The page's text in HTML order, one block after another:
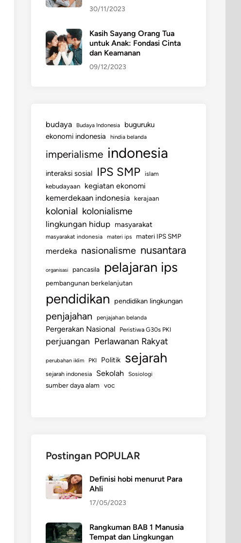
30/11/2023
Kasih Sayang Orang Tua
untuk Anak: Fondasi Cinta
dan Keamanan
09/12/2023
budaya Budaya Indonesia
buguruku
ekonomi indonesia
hindia belanda
imperialisme indonesia
interaksi sosial IPS SMP
islam
kebudayaan
kegiatan ekonomi
kemerdekaan indonesia kerajaan
kolonial kolonialisme
lingkungan hidup masyarakat
masyarakat indonesia materi ips materi IPS SMP
merdeka nasionalisme nusantara
organisasi pancasila pelajaran ips
pembangunan berkelanjutan
pendidikan pendidikan lingkungan
penjajahan penjajahan belanda
Pergerakan Nasional Peristiwa G30s PKI
perjuangan Perlawanan Rakyat
perubahan iklim PKI Politik sejarah
sejarah indonesia Sekolah Sosiologi
sumber daya alam voc
Postingan POPULAR
Definisi hobi menurut Para
Ahli
17/05/2023
Rangkuman BAB 1 Manusia
Tempat dan Lingkungan